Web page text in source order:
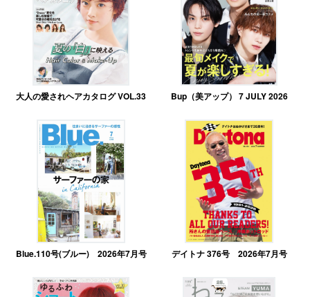
大人の愛されヘアカタログ VOL.33 Bup（美アップ） 7 JULY 2026
Blue.110号(ブルー) 2026年7月号 デイトナ 376号 2026年7月号